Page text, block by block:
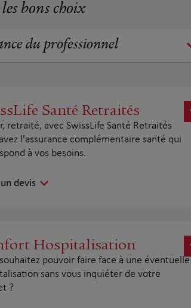
bons choix
du professionnel
Santé Retraités
retraité, avec SwissLife Santé Retraités
l'assurance complémentaire santé qui
à vos besoins.
devis
Hospitalisation
pouvoir faire face à une éventuelle
sans vous inquiéter de votre
?